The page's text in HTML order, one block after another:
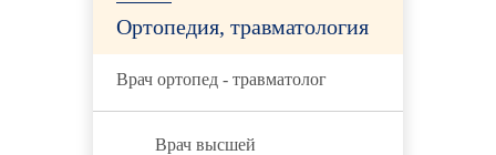
Ортопедия, травматология
Врач ортопед - травматолог
Врач высшей